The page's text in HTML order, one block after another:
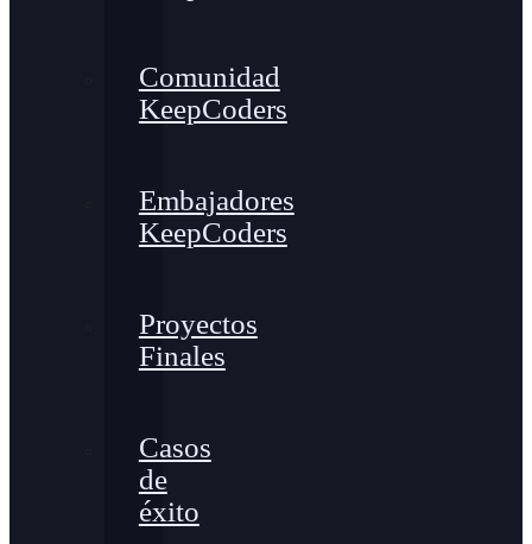
Comunidad
KeepCoders
Embajadores
KeepCoders
Proyectos
Finales
Casos
de
éxito